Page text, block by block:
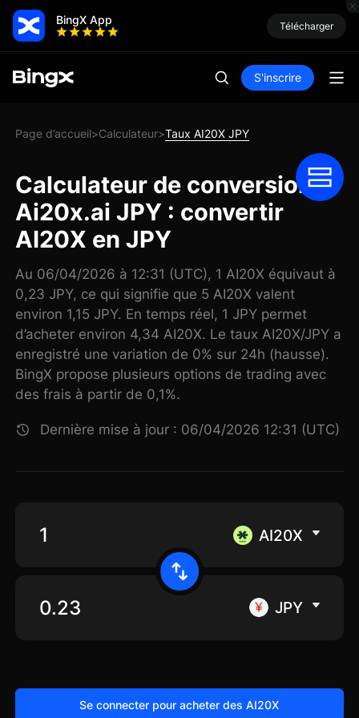
BingX App Télécharger
S'inscrire
Page d’accueil>Calculateur>Taux AI20X JPY
Calculateur de conversion
Ai20x.ai JPY : convertir
AI20X en JPY
Au 06/04/2026 à 12:31 (UTC), 1 AI20X équivaut à
0,23 JPY, ce qui signifie que 5 AI20X valent
environ 1,15 JPY. En temps réel, 1 JPY permet
d’acheter environ 4,34 AI20X. Le taux AI20X/JPY a
enregistré une variation de 0% sur 24h (hausse).
BingX propose plusieurs options de trading avec
des frais à partir de 0,1%.
Dernière mise à jour : 06/04/2026 12:31 (UTC)
AI20X
JPY
Se connecter pour acheter des AI20X